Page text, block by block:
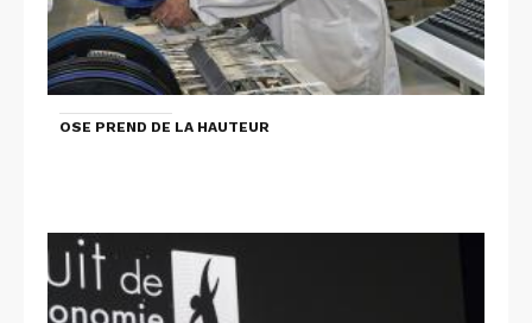
OSE PREND DE LA HAUTEUR